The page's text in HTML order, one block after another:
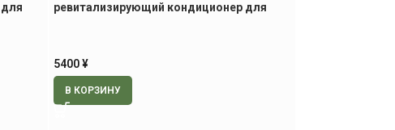
ревитализирующий кондиционер для
5400¥
В КОРЗИНУ